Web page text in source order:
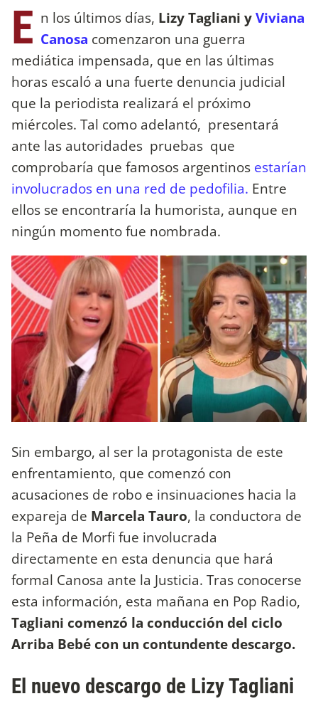
E n los últimos días, Lizy Tagliani yViviana
Canosa comenzaron una guerra
mediática impensada, que en las últimas
horas escaló a una fuerte denuncia judicial
que la periodista realizará el próximo
miércoles. Tal como adelantó, presentará
ante las autoridades pruebas que
comprobaría que famosos argentinos estarían
involucrados en una red de pedofilia. Entre
ellos se encontraría la humorista, aunque en
ningún momento fue nombrada.
Sin embargo, al ser la protagonista de este
enfrentamiento, que comenzó con
acusaciones de robo e insinuaciones hacia la
expareja de Marcela Tauro, la conductora de
la Peña de Morfi fue involucrada
directamente en esta denuncia que hará
formal Canosa ante la Justicia. Tras conocerse
esta información, esta mañana en Pop Radio,
Tagliani comenzó la conducción del ciclo
Arriba Bebé con un contundente descargo.
El nuevo descargo de Lizy Tagliani